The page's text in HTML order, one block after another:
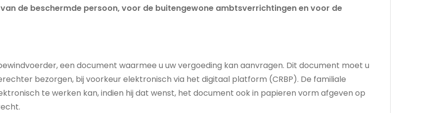
de beschermde persoon, voor de buitengewone ambtsverrichtingen en voor de
een document waarmee u uw vergoeding kan aanvragen. Dit document moet u
bezorgen, bij voorkeur elektronisch via het digitaal platform (CRBP). De familiale
te werken kan, indien hij dat wenst, het document ook in papieren vorm afgeven op